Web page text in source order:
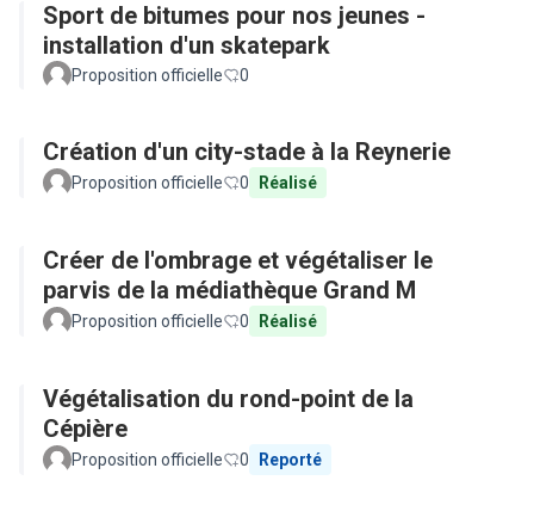
Sport de bitumes pour nos jeunes -
installation d'un skatepark
Proposition officielle 0
Création d'un city-stade à la Reynerie
Proposition officielle 0 Réalisé
Créer de l'ombrage et végétaliser le
parvis de la médiathèque Grand M
Proposition officielle 0 Réalisé
Végétalisation du rond-point de la
Cépière
Proposition officielle 0 Reporté